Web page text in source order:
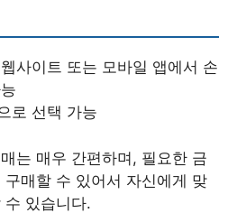
사이트 또는 모바일 앱에서 손
로 선택 가능
는 매우 간편하며, 필요한 금
매할 수 있어서 자신에게 맞
수 있습니다.